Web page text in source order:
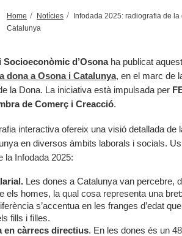
Home Notícies
Infodada 2025: radiografia de
Catalunya
d’Osonaha publicat
dona a Osona i Catalunya, en el marc de
la Dona. La iniciativa està impulsada per
de Comerç i Creacció.
interactiva ofereix una visió detallada de
en diversos àmbits laborals i socials.
la Infodada 2025:
Les dones a Catalunya van percebre,
els homes, la qual cosa representa una
s’accentua en les franges d’edat
fills i filles.
en càrrecs directius. En les dones és un